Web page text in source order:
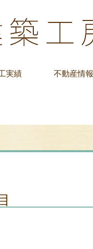
実績 不動産情報